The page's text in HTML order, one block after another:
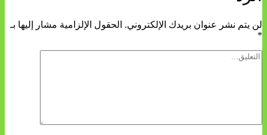
لن يتم نشر عنوان بريدك الإلكتروني. الحقول الإلزامية مشار إليها بـ
*